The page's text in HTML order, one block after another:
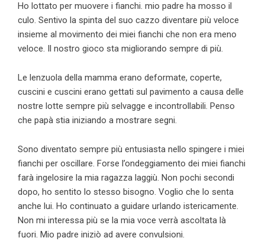
Ho lottato per muovere i fianchi. mio padre ha mosso il
culo. Sentivo la spinta del suo cazzo diventare più veloce
insieme al movimento dei miei fianchi che non era meno
veloce. Il nostro gioco sta migliorando sempre di più.
Le lenzuola della mamma erano deformate, coperte,
cuscini e cuscini erano gettati sul pavimento a causa delle
nostre lotte sempre più selvagge e incontrollabili. Penso
che papà stia iniziando a mostrare segni.
Sono diventato sempre più entusiasta nello spingere i miei
fianchi per oscillare. Forse l’ondeggiamento dei miei fianchi
farà ingelosire la mia ragazza laggiù. Non pochi secondi
dopo, ho sentito lo stesso bisogno. Voglio che lo senta
anche lui. Ho continuato a guidare urlando istericamente.
Non mi interessa più se la mia voce verrà ascoltata là
fuori. Mio padre iniziò ad avere convulsioni.